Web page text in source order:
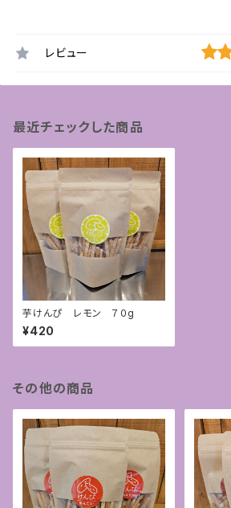
レビュー
最近チェックした商品
芋けんぴ レモン ７０g
¥420
その他の商品